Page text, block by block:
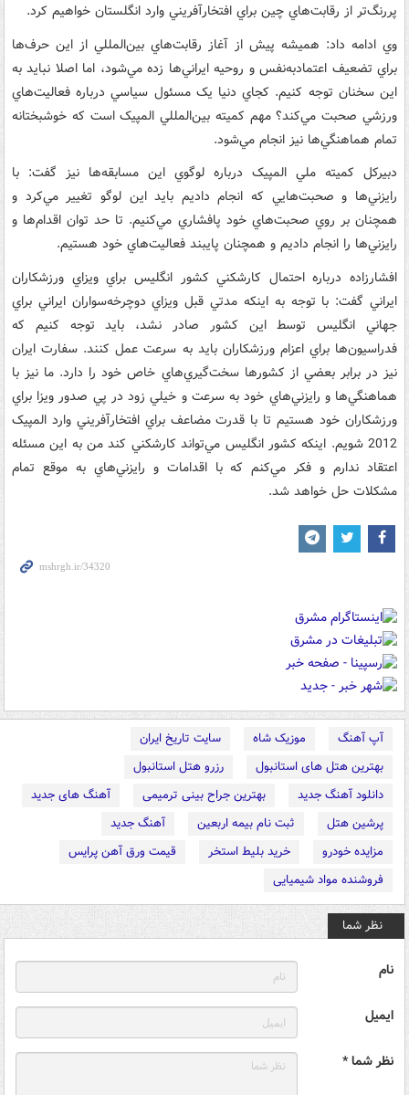
پررنگ‌تر از رقابت‌هاي چين براي افتخارآفريني وارد انگلستان خواهيم کرد.
وي ادامه داد: هميشه پيش از آغاز رقابت‌هاي بين‌المللي از اين حرف‌ها
براي تضعيف اعتماد‌به‌نفس و روحيه ايراني‌ها زده مي‌شود، اما اصلا نبايد به
اين سخنان توجه کنيم. کجاي دنيا يک مسئول سياسي درباره فعاليت‌هاي
ورزشي صحبت مي‌کند؟ مهم کميته بين‌المللي المپيک است که خوشبختانه
تمام هماهنگي‌ها نيز انجام مي‌شود.
دبيرکل کميته ملي المپيک درباره لوگوي اين مسابقه‌ها نيز گفت: با
رايزني‌ها و صحبت‌هايي که انجام داديم بايد اين لوگو تغيير مي‌کرد و
همچنان بر روي صحبت‌هاي خود پافشاري مي‌کنيم. تا حد توان اقدام‌ها و
رايزني‌ها را انجام داديم و همچنان پايبند فعاليت‌هاي خود هستيم.
افشارزاده درباره احتمال کارشکني کشور انگليس براي ويزاي ورزشکاران
ايراني گفت: با توجه به اينکه مدتي قبل ويزاي دوچرخه‌سواران ايراني براي
جهاني انگليس توسط اين کشور صادر نشد، بايد توجه کنيم که
فدراسيون‌ها براي اعزام ورزشکاران بايد به سرعت عمل کنند. سفارت ايران
نيز در برابر بعضي از کشورها سخت‌گيري‌هاي خاص خود را دارد. ما نيز با
هماهنگي‌ها و رايزني‌هاي خود به سرعت و خيلي زود در پي صدور ويزا براي
ورزشکاران خود هستيم تا با قدرت مضاعف براي افتخار‌آفريني وارد المپيک
2012 شويم. اينکه کشور انگليس مي‌تواند کارشکني کند من به اين مسئله
اعتقاد ندارم و فکر مي‌کنم که با اقدامات و رايزني‌هاي به موقع تمام
مشکلات حل خواهد شد.
آپ آهنگ موزیک شاه
سایت تاریخ ایران
بهترین هتل های استانبول
رزرو هتل استانبول
دانلود آهنگ جدید
بهترین جراح بینی ترمیمی
آهنگ های جدید
پرشین هتل
ثبت نام بیمه اربعین
آهنگ جدید
مزایده خودرو
خرید بلیط استخر
قیمت ورق آهن پرایس
فروشنده مواد شیمیایی
نظر شما
نام
ایمیل
نظر شما *